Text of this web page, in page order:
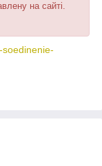
на сайті.